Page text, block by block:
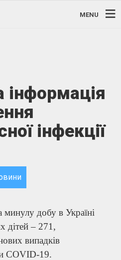
MENU
інформація
інфекції
добу в Україні
дітей – 271,
випадків
COVID-19.